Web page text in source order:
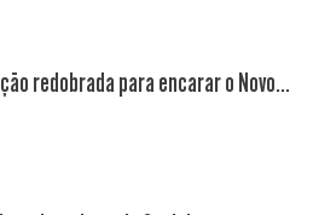
redobrada para encarar o Novo...